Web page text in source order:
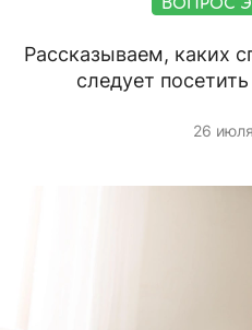
ВОПРОС
Рассказываем, каких
следует
26